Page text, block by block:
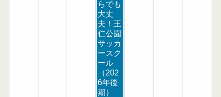
日,
9
月
3
r
d
2
2
6
らでも
大丈
夫！王
仁公園
サッカ
ースク
ール
（202
6年後
期）